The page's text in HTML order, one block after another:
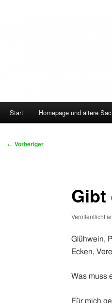
Start Homepage und ältere
Beitragsnavigation
← Vorheriger
Gibt
Veröffentlicht
Glühwein,
Ecken,
Was muss
Für mich